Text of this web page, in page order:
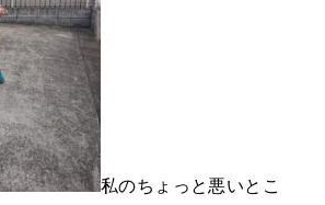
私のちょっと悪いとこ